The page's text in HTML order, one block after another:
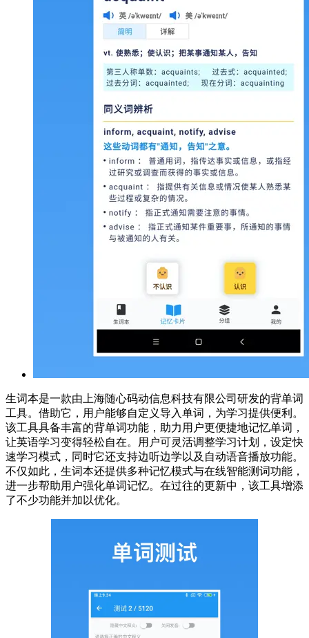
生词本是一款由上海随心码动信息科技有限公司研发的背单词
工具。借助它，用户能够自定义导入单词，为学习提供便利。
该工具具备丰富的背单词功能，助力用户更便捷地记忆单词，
让英语学习变得轻松自在。用户可灵活调整学习计划，设定快
速学习模式，同时它还支持边听边学以及自动语音播放功能。
不仅如此，生词本还提供多种记忆模式与在线智能测词功能，
进一步帮助用户强化单词记忆。在过往的更新中，该工具增添
了不少功能并加以优化。